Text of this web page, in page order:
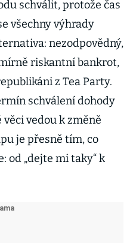
schválit, protože čas
všechny výhrady
nezodpovědný,
riskantní bankrot,
z Tea Party.
schválení dohody
vedou k změně
je přesně tím, co
od „dejte mi taky“ k